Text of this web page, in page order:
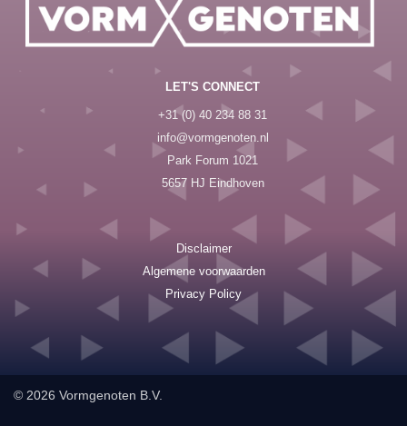
LET'S CONNECT
+31 (0) 40 234 88 31
info@vormgenoten.nl
Park Forum 1021
5657 HJ Eindhoven
Disclaimer
Algemene voorwaarden
Privacy Policy
© 2026 Vormgenoten B.V.